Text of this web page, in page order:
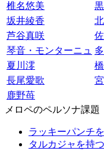
椎名悠美
坂井綾香
芦谷真咲
琴音・モンターニュ
夏川澪
長尾愛歌
鹿野苺
メロペのペルソナ課題
ラッキーパンチ
タルカジャを持